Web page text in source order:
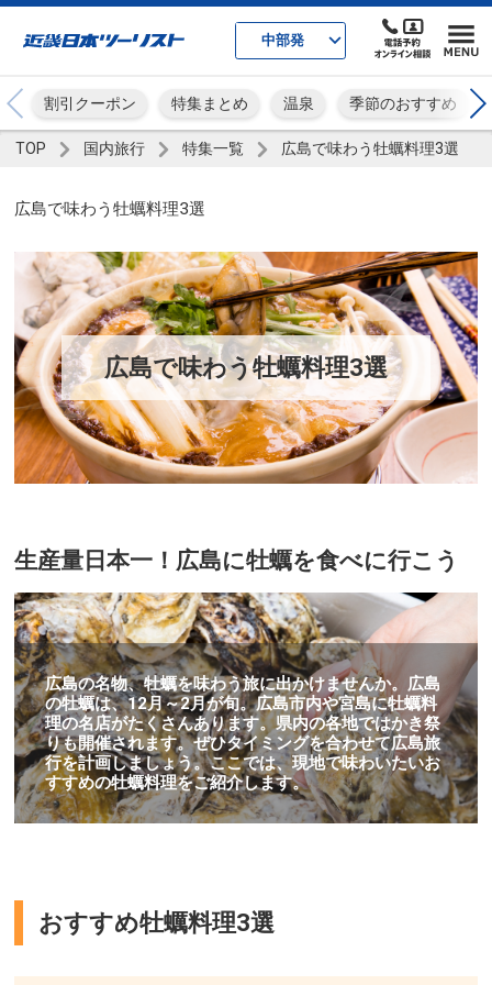
中部発
割引クーポン 特集まとめ 温泉 季節のおすすめ
TOP 国内旅行 特集一覧 広島で味わう牡蠣料理3選
広島で味わう牡蠣料理3選
広島で味わう牡蠣料理3選
生産量日本一！広島に牡蠣を食べに行こう
広島の名物、牡蠣を味わう旅に出かけませんか。広島
の牡蠣は、12月～2月が旬。広島市内や宮島に牡蠣料
理の名店がたくさんあります。県内の各地ではかき祭
りも開催されます。ぜひタイミングを合わせて広島旅
行を計画しましょう。ここでは、現地で味わいたいお
すすめの牡蠣料理をご紹介します。
おすすめ牡蠣料理3選